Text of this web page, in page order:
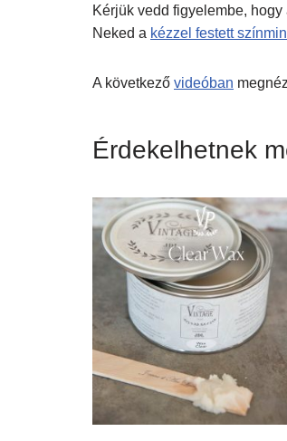
Kérjük vedd figyelembe,
Neked a kézzel festett
A következő videóban
Érdekelhetnek